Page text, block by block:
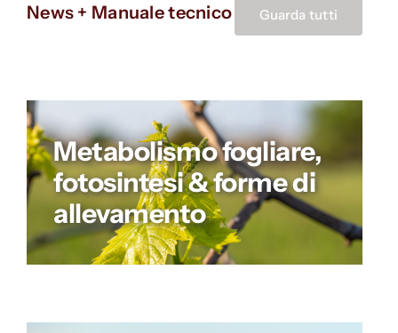
News + Manuale tecnico Guarda tutti
Metabolismo fogliare,
fotosintesi & forme di
allevamento